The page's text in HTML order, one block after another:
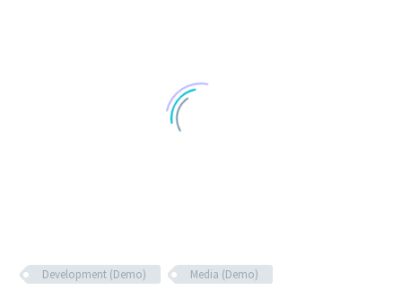
Development (Demo)
Media (Demo)